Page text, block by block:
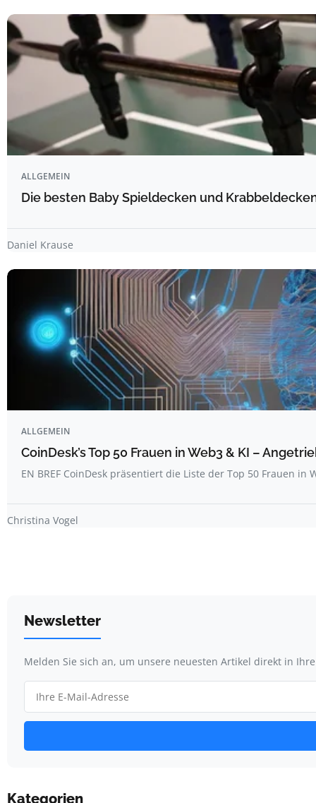
ALLGEMEIN
Die besten Baby Spieldecken und
Daniel Krause
ALLGEMEIN
CoinDesk’s Top 50 Frauen in Web3 & KI –
EN BREF CoinDesk präsentiert die Liste der Top 50 Frauen in
Christina Vogel
Newsletter
Melden Sie sich an, um unsere neuesten Artikel direkt in
Kategorien